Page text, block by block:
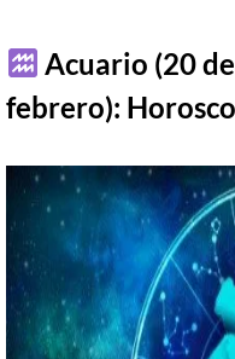
Acuario (20
febrero):